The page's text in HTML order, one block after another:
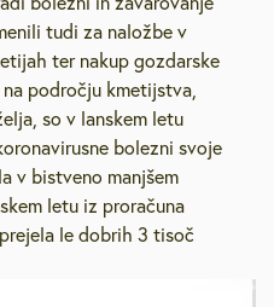
tudi za naložbe v
ter nakup gozdarske
področju kmetijstva,
so v lanskem letu
bolezni svoje
v bistveno manjšem
letu iz proračuna
le dobrih 3 tisoč